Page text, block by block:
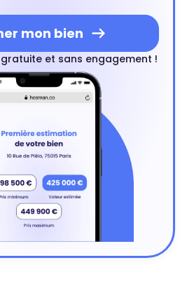
mon bien
gratuite et sans engagement !